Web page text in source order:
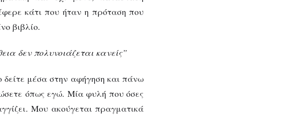
κάτι που ήταν η πρόταση που
βιβλίο.
δεν πολυνοιάζεται κανείς”
μέσα στην αφήγηση και πάνω
όπως εγώ. Μία φυλή που όσες
Μου ακούγεται πραγματικά